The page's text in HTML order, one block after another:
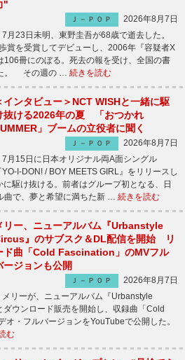
"
Ｊ－ＰＯＰ
2026年8月7日
月23日未明、東野圭吾が68歳で逝去した。
賞を受賞してデビューし、2006年『容疑者X
106冊にのぼる。死去の報を受け、全国の書
た。 その週の … 続きを読む
インタビュー＞NCT WISHと一緒に駆
抜ける2026年の夏 「おつかれ
」ブームの立役者に聞く
Ｊ－ＰＯＰ
2026年8月7日
月15日に日本オリジナル両A面シングル
YO-I-DON! / BOY MEETS GIRL』をリリースし
駆け抜ける。前者はグループ初となる、日
曲で、夢と希望に満ちた新 … 続きを読む
リー、ニューアルバム『Urbanstyle
』のサブスク＆DL配信を開始 リ
ド曲「Cold Fascination」のMVフル
ージョンも公開
Ｊ－ＰＯＰ
2026年8月7日
リーが、ニューアルバム『Urbanstyle
ウンロード販売を開始し、収録曲「Cold
オ・フルバージョンをYouTubeで公開した。
む